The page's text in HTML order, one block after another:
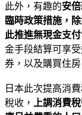
此外，有趣的安
臨時政策措施，
此推進無現金支付
金手段結算可享
券，以及購買住
日本此次提高消
稅收，
上調消費